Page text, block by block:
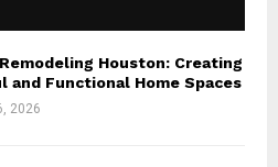
A
R
Houston: Creating
and Functional Home Spaces
2026